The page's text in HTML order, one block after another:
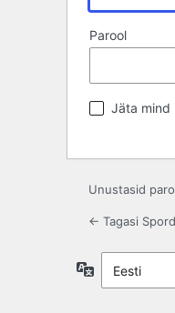
Parool
Jäta mind
Unustasid
← Tagasi
Keel